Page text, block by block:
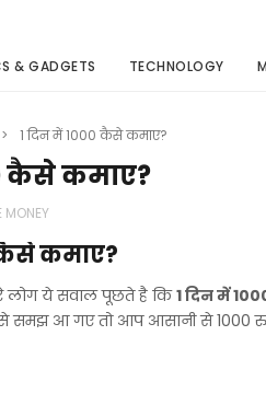
& GADGETS TECHNOLOGY
> 1 दिन में 1000 कैसे कमाए?
कैसे कमाए?
MONEY
कैसे कमाए?
ये सवाल पूछते है कि1 दिन में
समझ आ गए तो आप आसानी से 1000